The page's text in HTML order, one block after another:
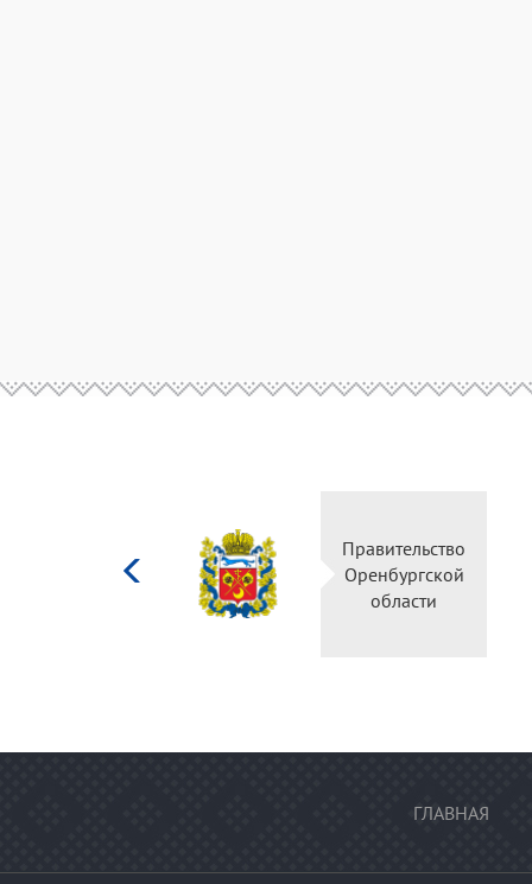
Министерство
культуры
Российской
федерации
ГЛАВНАЯ